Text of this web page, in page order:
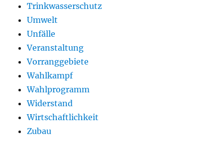
Trinkwasserschutz
Umwelt
Unfälle
Veranstaltung
Vorranggebiete
Wahlkampf
Wahlprogramm
Widerstand
Wirtschaftlichkeit
Zubau